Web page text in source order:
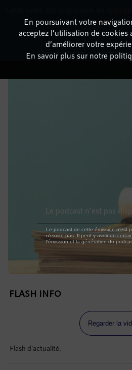
DÉTAILS DE
21 mars 2022à 5h59, durée : Invalid date
FLASH INFO
Regarder la
Flash d'actualité.
En poursuivant votre
acceptez l’utilisation de
d’améliorer votre
En savoir plus sur notre
dessous pour
Non merci
Le podcast n'est pas
Le podcast de cette émission n'est
n'existe pas. Il peut y avoir un
l'émission et la génération du